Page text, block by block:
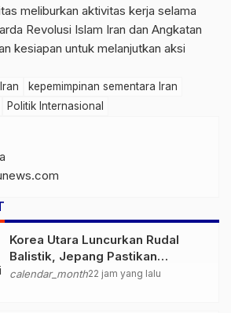
meliburkan aktivitas kerja selama
Revolusi Islam Iran dan Angkatan
kesiapan untuk melanjutkan aksi
Iran
kepemimpinan sementara Iran
Politik Internasional
Korea Utara Luncurkan Rudal
Balistik, Jepang Pastikan
Wilayahnya Aman
calendar_month22 jam yang lalu